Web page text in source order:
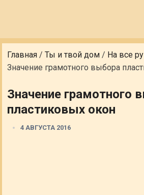
Главная /Ты и твой дом / На все
Значение грамотного выбора
Значение грамотного
пластиковых окон
4 АВГУСТА 2016